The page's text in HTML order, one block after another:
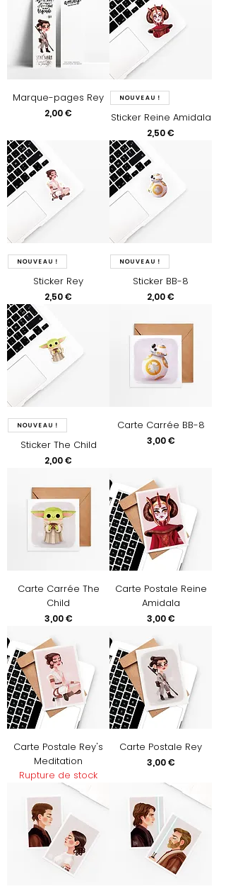
Marque-pages Rey
Prix
2,00 €
Nouveau !
Sticker Reine Amidala
Prix
2,50 €
Nouveau !
Sticker Rey
Prix
2,50 €
Nouveau !
Sticker BB-8
Prix
2,00 €
Nouveau !
Sticker The Child
Prix
2,00 €
Carte Carrée BB-8
Prix
3,00 €
Carte Carrée The
Child
Prix
3,00 €
Carte Postale Reine
Amidala
Prix
3,00 €
Carte Postale Rey's
Meditation
Rupture de stock
Carte Postale Rey
Prix
3,00 €